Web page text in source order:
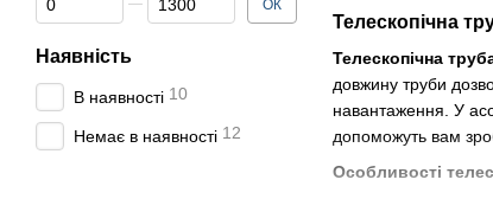
Телескопічна
Телескопічна
довжину труби
навантаження. У
допоможуть вам
Особливості
ОК
Наявність
В наявності 10
Немає в наявності 12